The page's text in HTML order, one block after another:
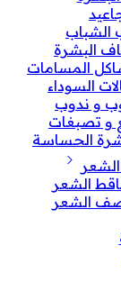
الشباب
البشرة
المسامات
السوداء
و ندوب
و تصبغات
الحساسة
الشعر
الشعر